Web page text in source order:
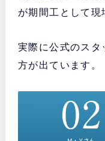
が期間工として現
実際に公式のスタ
方が出ています。